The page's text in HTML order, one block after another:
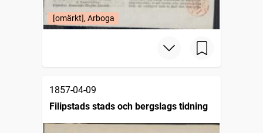
[omärkt], Arboga
1857-04-09
Filipstads stads och bergslags tidning